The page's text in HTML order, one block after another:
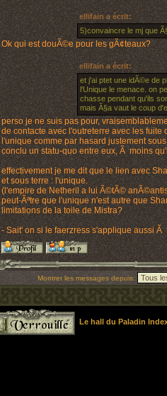
ellifain a écrit:
5)convaincre le mj que
Ok qui est douÃ©e pour les gÃ¢teaux?
ellifain a écrit:
et j'ai ptet une idÃ©e de
l'Unique le menace. on
chasse pendant qu'ils
mais Ã§a vaut le coup
perso je ne suis pas pour,
de contacte avec l'outreterre avec les
l'unique comme par hasard justement
conclu un statu-quo entre eux, Ã moins
effectivement je me dit que le lien avec
et sous terre : l'unique.
(l'empire de Netheril a lui Ã©tÃ©
peut-Ãªtre que l'unique n'est autre que
limitations de la toile de Mistra?
- Sait' on si le faerzress s'applique aussi Ã
Montrer les messages depuis:
Le hall du Paladin